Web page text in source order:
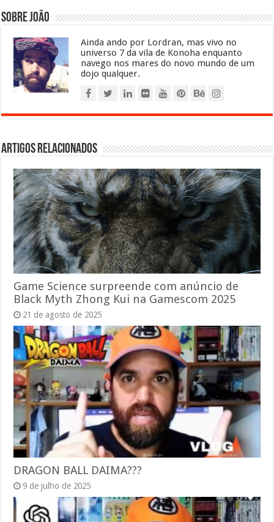
Sobre João
Ainda ando por Lordran, mas vivo no
universo 7 da vila de Konoha enquanto
navego nos mares do novo mundo de um
dojo qualquer.
Artigos relacionados
Game Science surpreende com anúncio de
Black Myth Zhong Kui na Gamescom 2025
21 de agosto de 2025
DRAGON BALL DAIMA???
9 de julho de 2025